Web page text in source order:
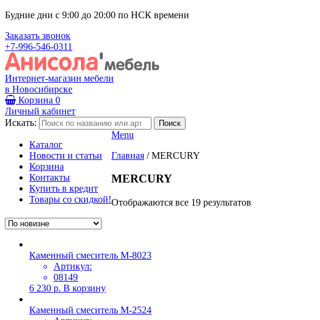
Будние дни с 9:00 до 20:00 по НСК времени
Заказать звонок
+7-996-546-0311
Интернет-магазин мебели
в Новосибирске
Корзина 0
Личный кабинет
Искать:
Каталог
Новости и статьи
Корзина
Контакты
Купить в кредит
Товары со скидкой!
Menu
Главная / MERCURY
MERCURY
Отображаются все 19 результатов
Каменный смеситель М-8023
Артикул:
08149
6 230 р. В корзину
Каменный смеситель М-2524